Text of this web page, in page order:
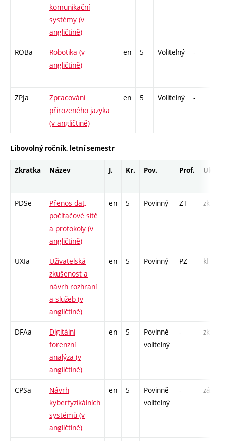
komunikační
systémy (v
angličtině)
ROBa
Robotika (v
angličtině)
en 5 Volitelný -
ZPJa
Zpracování
přirozeného jazyka
(v angličtině)
en 5 Volitelný -
Libovolný ročník, letní semestr
Zkratka Název J. Kr. Pov. Prof. Uk.
PDSe
Přenos dat,
počítačové sítě
a protokoly (v
angličtině)
en 5 Povinný ZT zk
UXIa
Uživatelská
zkušenost a
návrh rozhraní
a služeb (v
angličtině)
en 5 Povinný PZ kl
DFAa
Digitální
forenzní
analýza (v
angličtině)
en 5
Povinně
volitelný
- zk
CPSa
Návrh
kyberfyzikálních
systémů (v
angličtině)
en 5
Povinně
volitelný
- zá,zk